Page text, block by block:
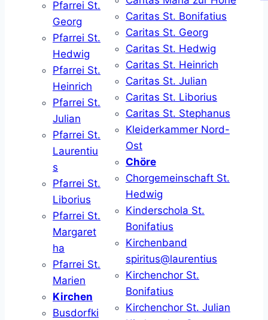
Pfarrei St.
Georg
Pfarrei St.
Hedwig
Pfarrei St.
Heinrich
Pfarrei St.
Julian
Pfarrei St.
Laurentiu
s
Pfarrei St.
Liborius
Pfarrei St.
Margaret
ha
Pfarrei St.
Marien
Kirchen
Busdorfki
Caritas St. Bonifatius
Caritas St. Georg
Caritas St. Hedwig
Caritas St. Heinrich
Caritas St. Julian
Caritas St. Liborius
Caritas St. Stephanus
Kleiderkammer Nord-
Ost
Chöre
Chorgemeinschaft St.
Hedwig
Kinderschola St.
Bonifatius
Kirchenband
spiritus@laurentius
Kirchenchor St.
Bonifatius
Kirchenchor St. Julian